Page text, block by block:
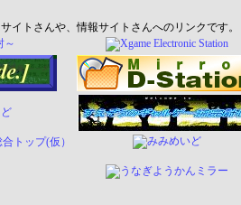
イトさんや、情報サイトさんへのリンクです。
トップ(仮）